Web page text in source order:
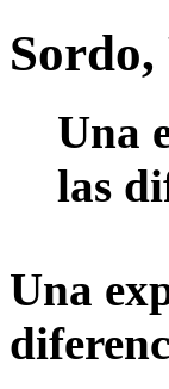
Una
las
Una